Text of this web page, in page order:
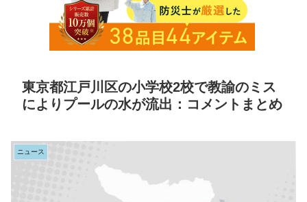
東京都江戸川区の小学校2校で教諭のミス
によりプールの水が流出：コメントまとめ
ニュース